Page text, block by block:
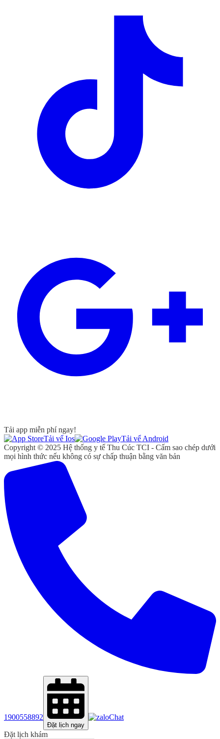
Tải app miễn phí ngay!
Tải vể Ios
Tải vể Android
Copyright © 2025 Hệ thống y tế Thu Cúc TCI - Cấm sao chép dưới
mọi hình thức nếu không có sự chấp thuận bằng văn bản
1900558892
Đặt lịch ngay
Chat
Đặt lịch khám